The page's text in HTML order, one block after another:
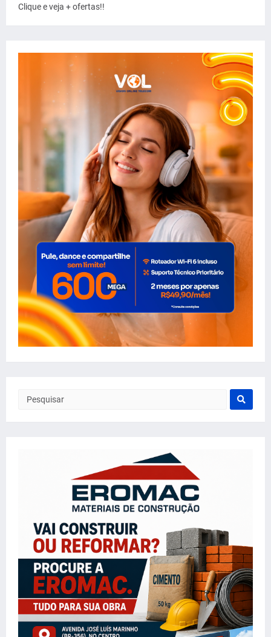
Clique e veja + ofertas!!